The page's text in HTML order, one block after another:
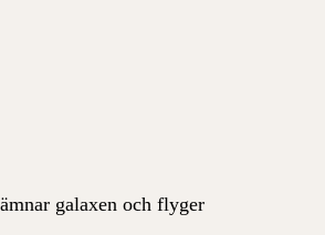
galaxen och flyger